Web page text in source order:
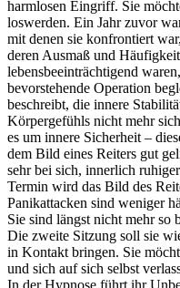
harmlosen Eingriff. Sie
loswerden. Ein Jahr zuvor
mit denen sie konfrontiert
deren Ausmaß und
lebensbeeinträchtigend
bevorstehende Operation
beschreibt, die innere
Körpergefühls nicht mehr
es um innere Sicherheit –
dem Bild eines Reiters gut
sehr bei sich, innerlich
Termin wird das Bild des
Panikattacken sind weniger
Sie sind längst nicht mehr so
Die zweite Sitzung soll sie
in Kontakt bringen. Sie
und sich auf sich selbst
In der Hypnose führt ihr